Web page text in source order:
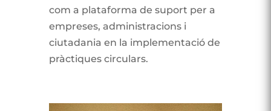
com a plataforma de suport per a
empreses, administracions i
ciutadania en la implementació de
pràctiques circulars.